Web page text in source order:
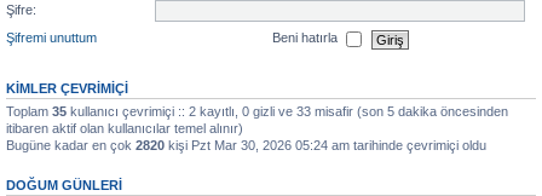
Şifre:
Şifremi unuttum
Beni hatırla
KIMLER ÇEVRIMIÇI
Toplam 35 kullanıcı çevrimiçi :: 2 kayıtlı, 0 gizli ve 33 misafir (son 5 dakika öncesinden
itibaren aktif olan kullanıcılar temel alınır)
Bugüne kadar en çok 2820 kişi Pzt Mar 30, 2026 05:24 am tarihinde çevrimiçi oldu
DOĞUM GÜNLERI